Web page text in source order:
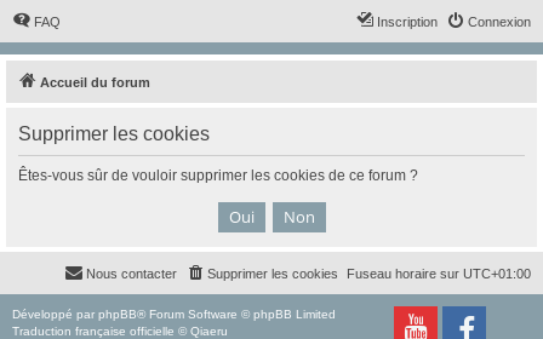
FAQ Connexion
Inscription
Accueil du forum
Supprimer les cookies
Êtes-vous sûr de vouloir supprimer les cookies de ce forum ?
Fuseau horaire sur UTC+01:00
Supprimer les cookies
Nous contacter
Développé par phpBB® Forum Software © phpBB Limited
Traduction française officielle © Qiaeru